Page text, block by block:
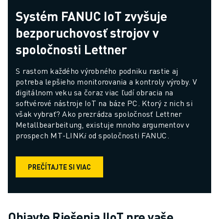
FANUC AKADÉMIA
RIEŠENIA PRE PRIEMYSELNÉ ODVETVIA
RIEŠENIA PRE VZDELÁVANIE
WORLDSKILLS & YOUNG TALENTS - SVETOVÉ SKÚSENOSTI &
VZDELÁVACIE PODUJATIA
SPRÁVY A MÉDIÁ
SPRÁVY A MÉDIÁ
PODUJATIA
VZDELÁVACIE PODUJATIA
O SPOLOČNOSTI FANUC
FANUC V EURÓPE
NAŠE LOKALITY
KARIÉRA
Systém FANUC IoT zvyšuje
bezporuchovosť strojov v
spoločnosti Lettner
S rastom každého výrobného podniku rastie aj
potreba lepšieho monitorovania a kontroly výroby. V
digitálnom veku sa čoraz viac ľudí obracia na
softvérové nástroje IoT na báze PC. Ktorý z nich si
však vybrať? Ako prezrádza spoločnosť Lettner
Metallbearbeitung, existuje mnoho argumentov v
prospech MT-LINK𝑖 od spoločnosti FANUC.
PREČÍTAJTE SI VIAC